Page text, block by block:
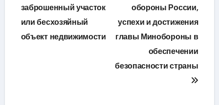
записям
заброшенный участок
или бесхозяйный
объект недвижимости
обороны России,
успехи и достижения
главы Минобороны в
обеспечении
безопасности страны